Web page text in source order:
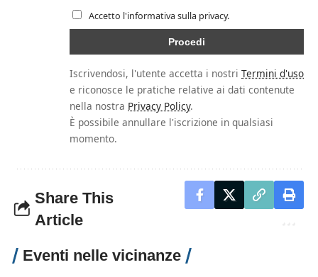
Accetto l'informativa sulla privacy.
Iscrivendosi, l'utente accetta i nostri Termini d'uso
e riconosce le pratiche relative ai dati contenute
nella nostra Privacy Policy.
È possibile annullare l'iscrizione in qualsiasi
momento.
Share This
Article
Eventi nelle vicinanze